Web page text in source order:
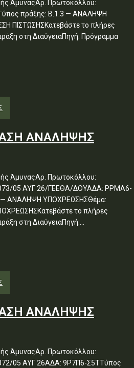
ΆμυναςΑρ. Πρωτοκόλλου:
πράξης: Β.1.3 — ΑΝΑΛΗΨΗ
ΠΙΣΤΩΣΗΣΚατεβάστε το πλήρες
στη ΔιαύγειαΠηγή: Πρόγραμμα
ΑΝΑΛΗΨΗΣ
ΆμυναςΑρ. Πρωτοκόλλου:
05 ΑΥΓ 26/ΓΕΕΘΑ/ΔΟΥΑΔΑ: ΡΡΜΑ6-
— ΑΝΑΛΗΨΗ ΥΠΟΧΡΕΩΣΗΣΘέμα:
το πλήρες
στη ΔιαύγειαΠηγή:...
ΑΝΑΛΗΨΗΣ
ΆμυναςΑρ. Πρωτοκόλλου:
05 ΑΥΓ 26ΑΔΑ: 9Ρ7Π6-Σ5ΤΤύπος